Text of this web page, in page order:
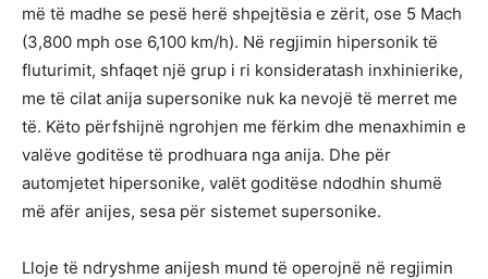
më të madhe se pesë herë shpejtësia e zërit, ose 5 Mach
(3,800 mph ose 6,100 km/h). Në regjimin hipersonik të
fluturimit, shfaqet një grup i ri konsideratash inxhinierike,
me të cilat anija supersonike nuk ka nevojë të merret me
të. Këto përfshijnë ngrohjen me fërkim dhe menaxhimin e
valëve goditëse të prodhuara nga anija. Dhe për
automjetet hipersonike, valët goditëse ndodhin shumë
më afër anijes, sesa për sistemet supersonike.
Lloje të ndryshme anijesh mund të operojnë në regjimin